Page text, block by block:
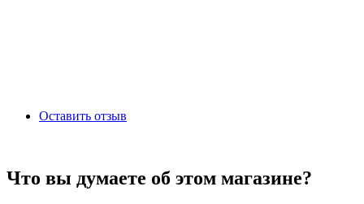
Оставить отзыв
Что вы думаете об этом магазине?